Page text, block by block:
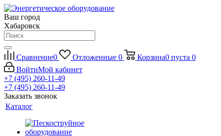
Ваш город
Хабаровск
Сравнение0 Отложенные 0 Корзина0 пуста 0
ВойтиМой кабинет
+7 (495) 260-11-49
+7 (495) 260-11-49
Заказать звонок
Каталог